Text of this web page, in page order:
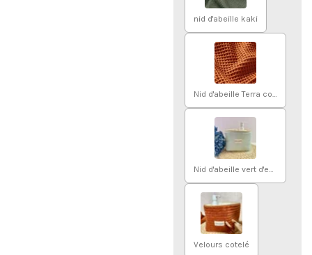
nid d'abeille kaki
Nid d'abeille Terra cotta
Nid d'abeille vert d'eau
Velours cotelé